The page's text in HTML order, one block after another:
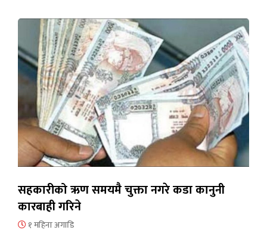
सहकारीको ऋण समयमै चुक्ता नगरे कडा कानुनी
कारबाही गरिने
१ महिना अगाडि